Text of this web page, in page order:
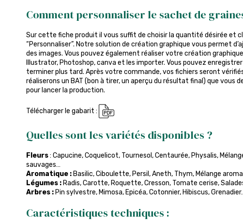
Comment personnaliser le sachet de
Sur cette fiche produit il vous suffit de choisir la quantité désirée et
“Personnaliser”. Notre solution de création graphique vous permet
des images. Vous pouvez également réaliser votre création
Illustrator, Photoshop, canva et les importer. Vous pouvez
terminer plus tard. Après votre commande, vos fichiers seront
réaliserons un BAT (bon à tirer, un aperçu du résultat final) que vous
pour lancer la production.
Télécharger le gabarit :
Quelles sont les variétés disponibles ?
Fleurs: Capucine, Coquelicot, Tournesol, Centaurée, Physalis,
sauvages…
Aromatique :Basilic, Ciboulette, Persil, Aneth, Thym, Mélange
Légumes :Radis, Carotte, Roquette, Cresson, Tomate cerise,
Arbres :Pin sylvestre, Mimosa, Epicéa, Cotonnier, Hibiscus,
Caractéristiques techniques :